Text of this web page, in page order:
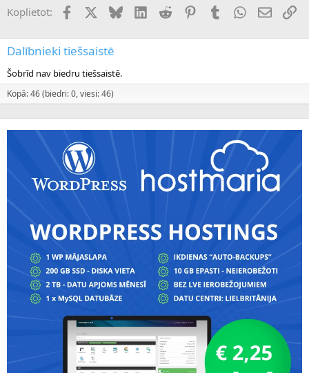
Koplietot: FacebookX (Twitter)
BlueskyLinkedInReddit PinterestTumblrWhatsApp
E-pasts
Dalībnieki tiešsaistē
Šobrīd nav biedru tiešsaistē.
Kopā: 46 (biedri: 0, viesi: 46)